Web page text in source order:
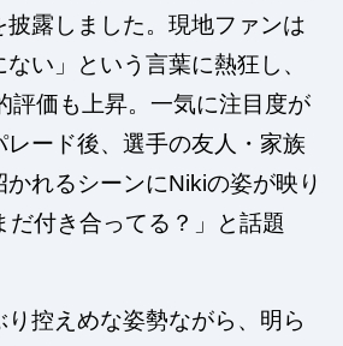
披露しました。現地ファンは
ない」という言葉に熱狂し、
評価も上昇。一気に注目度が
ード後、選手の友人・家族
れるシーンにNikiの姿が映り
だ付き合ってる？」と話題
控えめな姿勢ながら、明ら